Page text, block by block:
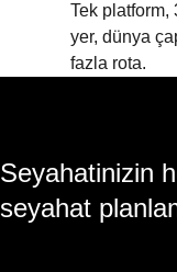
Tek platform,
yer, dünya
fazla rota.
Seyahatinizin
seyahat